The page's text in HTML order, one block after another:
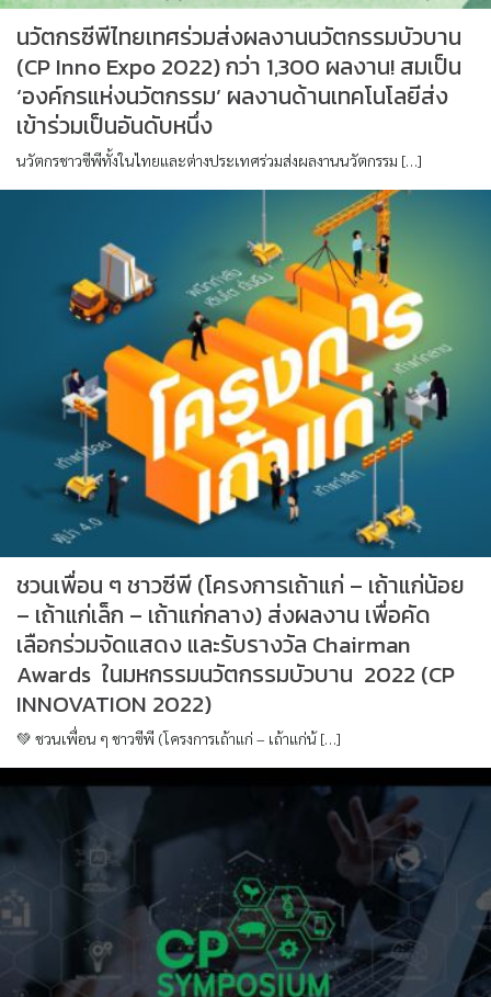
นวัตกรซีพีไทยเทศร่วมส่งผลงานนวัตกรรมบัวบาน
(CP Inno Expo 2022) กว่า 1,300 ผลงาน! สมเป็น
‘องค์กรแห่งนวัตกรรม’ ผลงานด้านเทคโนโลยีส่ง
เข้าร่วมเป็นอันดับหนึ่ง
นวัตกรชาวซีพีทั้งในไทยและต่างประเทศร่วมส่งผลงานนวัตกรรม […]
ชวนเพื่อน ๆ ชาวซีพี (โครงการเถ้าแก่ – เถ้าแก่น้อย
– เถ้าแก่เล็ก – เถ้าแก่กลาง) ส่งผลงาน เพื่อคัด
เลือกร่วมจัดแสดง และรับรางวัล Chairman
Awards ในมหกรรมนวัตกรรมบัวบาน 2022 (CP
INNOVATION 2022)
💚 ชวนเพื่อน ๆ ชาวซีพี (โครงการเถ้าแก่ – เถ้าแก่น้ […]